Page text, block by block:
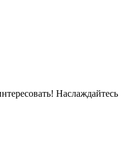
Наслаждайтесь